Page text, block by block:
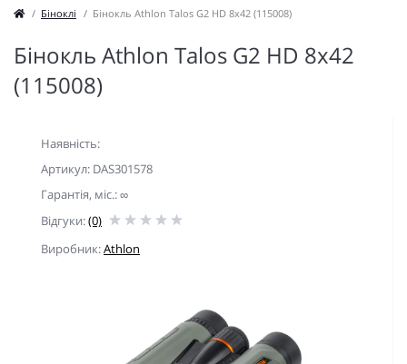
Біноклі Бінокль Athlon Talos G2 HD 8x42 (115008)
Бінокль Athlon Talos G2 HD 8x42
(115008)
Наявність:
Артикул: DAS301578
Гарантiя, мic.: ∞
Відгуки:(0)
Виробник:Athlon